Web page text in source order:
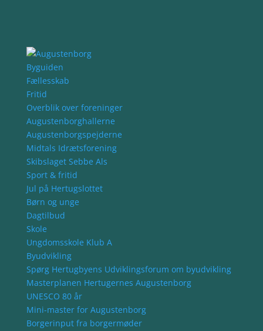
Byguiden
Fællesskab
Fritid
Overblik over foreninger
Augustenborghallerne
Augustenborgspejderne
Midtals Idrætsforening
Skibslaget Sebbe Als
Sport & fritid
Jul på Hertugslottet
Børn og unge
Dagtilbud
Skole
Ungdomsskole Klub A
Byudvikling
Spørg Hertugbyens Udviklingsforum om byudvikling
Masterplanen Hertugernes Augustenborg
UNESCO 80 år
Mini-master for Augustenborg
Borgerinput fra borgermøder